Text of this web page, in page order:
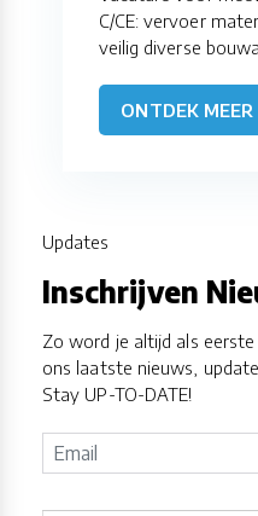
C/CE: vervoer
veilig diverse
ONTDEK MEER
Updates
Inschrijven
Zo word je altijd als
ons laatste nieuws,
Stay UP-TO-DATE!